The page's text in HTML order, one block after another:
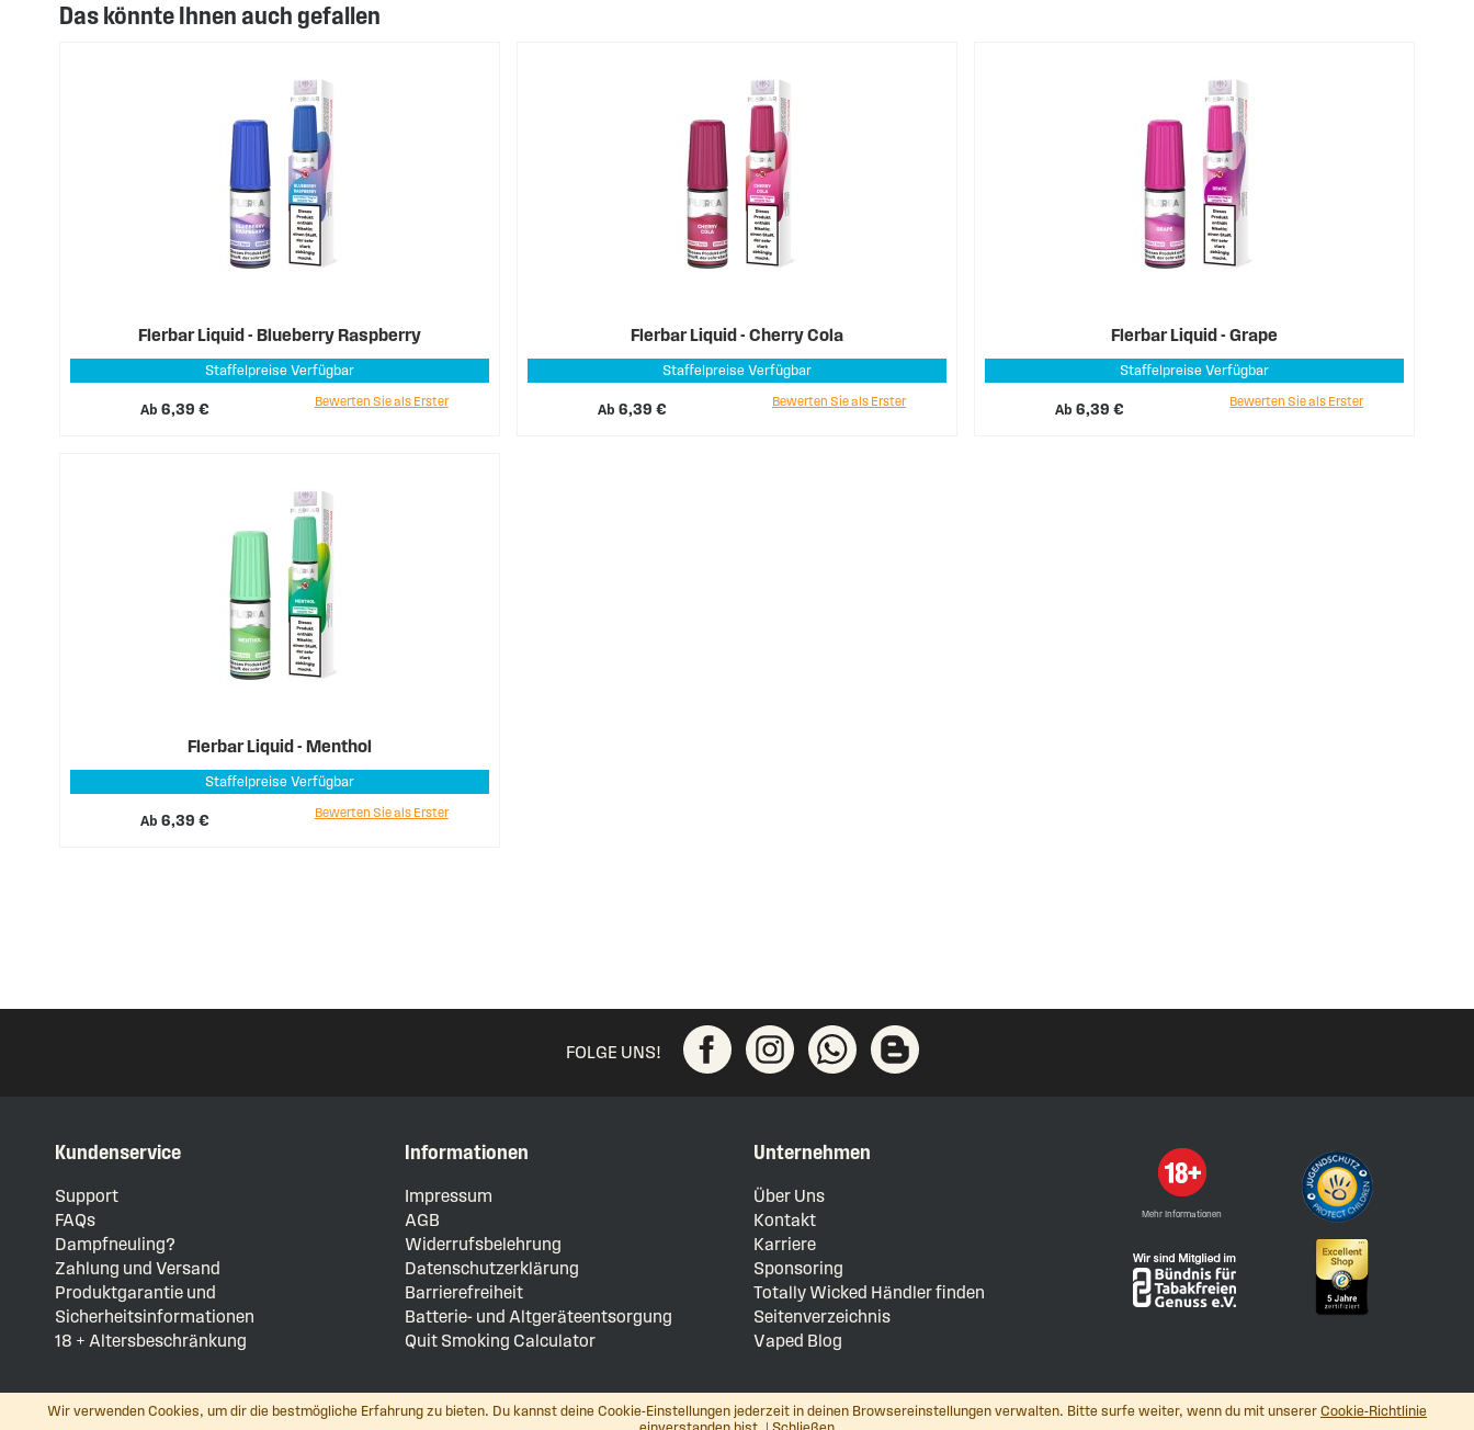
Wir verwenden Cookies, um dir die bestmögliche Erfahrung zu bieten. Du kannst deine Cookie-Einstellungen jederzeit in deinen Browsereinstellungen verwalten. Bitte surfe weiter, wenn du mit unserer Cookie-Richtlinie
Das könnte Ihnen auch gefallen
Flerbar Liquid - Blueberry Raspberry
Staffelpreise Verfügbar
Ab 6,39 €
Bewerten Sie als Erster
Flerbar Liquid - Cherry Cola
Staffelpreise Verfügbar
Ab 6,39 €
Bewerten Sie als Erster
Flerbar Liquid - Grape
Staffelpreise Verfügbar
Ab6,39 €
Bewerten Sie als Erster
Flerbar Liquid - Menthol
Staffelpreise Verfügbar
Ab 6,39 €
Bewerten Sie als Erster
FOLGE UNS!
Kundenservice
Support
FAQs
Dampfneuling?
Zahlung und Versand
Produktgarantie und
Sicherheitsinformationen
18 + Altersbeschränkung
Informationen
Impressum
AGB
Widerrufsbelehrung
Datenschutzerklärung
Barrierefreiheit
Batterie- und Altgeräteentsorgung
Quit Smoking Calculator
Unternehmen
Über Uns
Kontakt
Karriere
Sponsoring
Totally Wicked Händler finden
Seitenverzeichnis
Vaped Blog
Mehr Informationen